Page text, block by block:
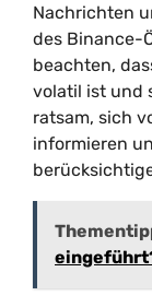
Nachrichten
des Binance-
beachten,
volatil ist und
ratsam, sich
informieren